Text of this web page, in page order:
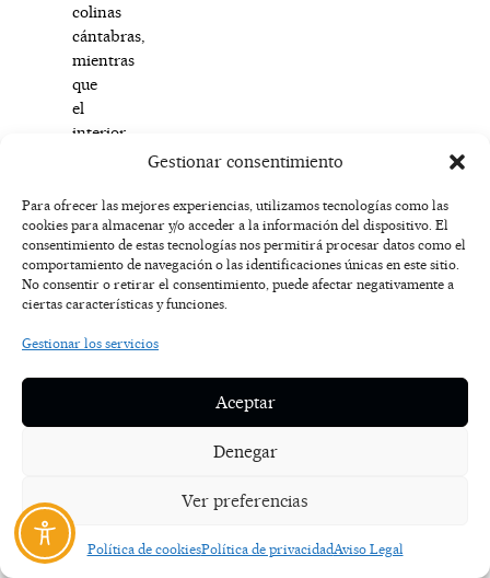
Gestionar consentimiento
Para ofrecer las mejores experiencias, utilizamos tecnologías como las
cookies para almacenar y/o acceder a la información del dispositivo. El
consentimiento de estas tecnologías nos permitirá procesar datos como el
comportamiento de navegación o las identificaciones únicas en este sitio.
No consentir o retirar el consentimiento, puede afectar negativamente a
ciertas características y funciones.
Gestionar los servicios
Aceptar
Denegar
Ver preferencias
Política de cookiesPolítica de privacidadAviso Legal
colinas
cántabras,
mientras
que
el
interior
disfrutando
del
agua
cuando
el
se
contraste
entre